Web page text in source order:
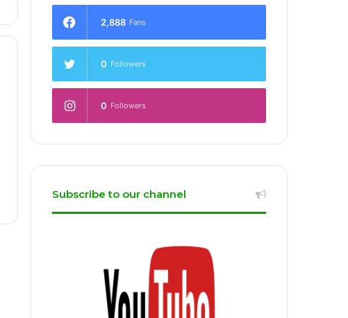
2,888 Fans
0 Followers
0 Followers
Subscribe to our channel